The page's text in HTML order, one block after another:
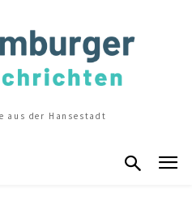
aus der Hansestadt